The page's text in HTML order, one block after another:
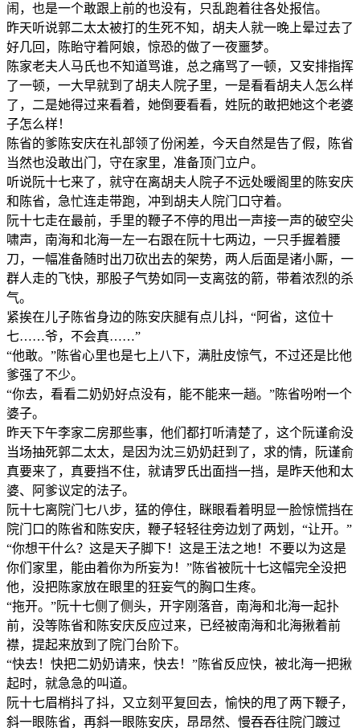
闹，也是一个敢跟上前的也没有，只乱跑着往各处报信。
昨天听说郭二太太被打的生死不知，胡夫人就一晚上晕过去了
好几回，陈眙守着阿娘，惊恐的做了一夜噩梦。
陈家老夫人马氏也不知道骂谁，总之痛骂了一顿，又安排指挥
了一顿，一大早就到了胡夫人院子里，一是看看胡夫人怎么样
了，二是她得过来看着，她倒要看看，姓阮的敢把她这个老婆
子怎么样！
陈省的爹陈安庆在礼部领了份闲差，今天自然是告了假，陈省
当然也没敢出门，守在家里，准备顶门立户。
听说阮十七来了，就守在离胡夫人院子不远处暖阁里的陈安庆
和陈省，急忙连走带跑，冲到胡夫人院门口守着。
阮十七走在最前，手里的鞭子不停的甩出一声接一声的破空尖
啸声，南海和北海一左一右跟在阮十七两边，一只手握着腰
刀，一幅准备随时出刀砍出去的架势，两人后面是诸小厮，一
群人走的飞快，那股子气势如同一支离弦的箭，带着浓烈的杀
气。
紧挨在儿子陈省身边的陈安庆腿有点儿抖，“阿省，这位十
七……爷，不会真……”
“他敢。”陈省心里也是七上八下，满肚皮惊气，不过还是比他
爹强了不少。
“你去，看看二奶奶好点没有，能不能来一趟。”陈省吩咐一个
婆子。
昨天下午李家二房那些事，他们都打听清楚了，这个阮谨俞没
当场抽死郭二太太，是因为沈三奶奶赶到了，求的情，阮谨俞
真要来了，真要挡不住，就请罗氏出面挡一挡，是昨天他和太
婆、阿爹议定的法子。
阮十七离院门七八步，猛的停住，眯眼看着明显一脸惊慌挡在
院门口的陈省和陈安庆，鞭子轻轻往旁边划了两划，“让开。”
“你想干什么？这是天子脚下！这是王法之地！不要以为这是
你们家里，能由着你为所妄为！”陈省被阮十七这幅完全没把
他，没把陈家放在眼里的狂妄气的胸口生疼。
“拖开。”阮十七侧了侧头，开字刚落音，南海和北海一起扑
前，没等陈省和陈安庆反应过来，已经被南海和北海揪着前
襟，提起来放到了院门台阶下。
“快去！快把二奶奶请来，快去！”陈省反应快，被北海一把揪
起时，就急急的叫道。
阮十七眉梢抖了抖，又立刻平复回去，愉快的甩了两下鞭子，
斜一眼陈省，再斜一眼陈安庆，昂昂然、慢吞吞往院门踱过